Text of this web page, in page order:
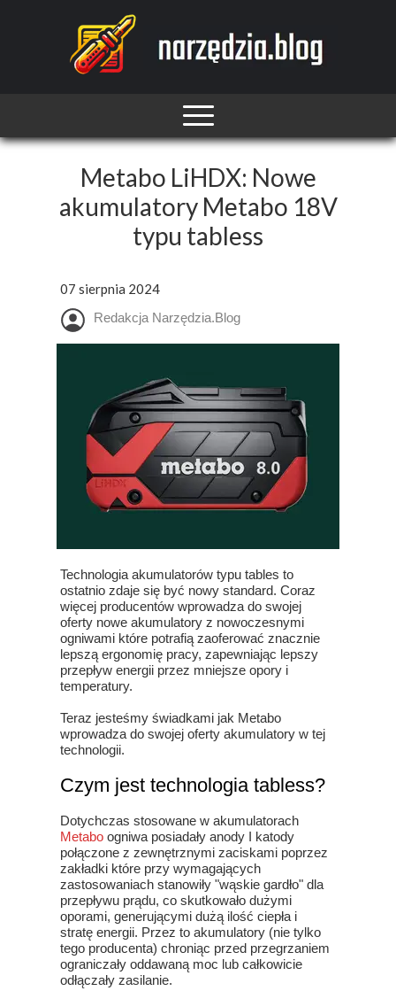
Metabo LiHDX: Nowe
akumulatory Metabo 18V
typu tabless
07 sierpnia 2024
Redakcja Narzędzia.Blog
Technologia akumulatorów typu tables to
ostatnio zdaje się być nowy standard. Coraz
więcej producentów wprowadza do swojej
oferty nowe akumulatory z nowoczesnymi
ogniwami które potrafią zaoferować znacznie
lepszą ergonomię pracy, zapewniając lepszy
przepływ energii przez mniejsze opory i
temperatury.
Teraz jesteśmy świadkami jak Metabo
wprowadza do swojej oferty akumulatory w tej
technologii.
Czym jest technologia tabless?
Dotychczas stosowane w akumulatorach
Metabo ogniwa posiadały anody I katody
połączone z zewnętrznymi zaciskami poprzez
zakładki które przy wymagających
zastosowaniach stanowiły "wąskie gardło" dla
przepływu prądu, co skutkowało dużymi
oporami, generującymi dużą ilość ciepła i
stratę energii. Przez to akumulatory (nie tylko
tego producenta) chroniąc przed przegrzaniem
ograniczały oddawaną moc lub całkowicie
odłączały zasilanie.